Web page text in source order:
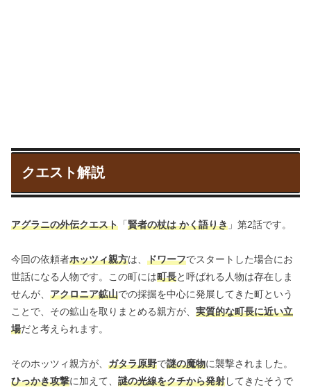
クエスト解説
アグラニの外伝クエスト 「賢者の杖は かく語りき 」第2話です。
今回の依頼者ホッツィ親方は、 ドワーフでスタートした場合にお
世話になる人物です。この町には町長と呼ばれる人物は存在しま
せんが、 アクロニア鉱山での採掘を中心に発展してきた町という
ことで、その鉱山を取りまとめる親方が、 実質的な町長に近い立
場だと考えられます。
そのホッツィ親方が、 ガタラ原野で謎の魔物に襲撃されました。
ひっかき攻撃に加えて、 謎の光線をクチから発射してきたそうで